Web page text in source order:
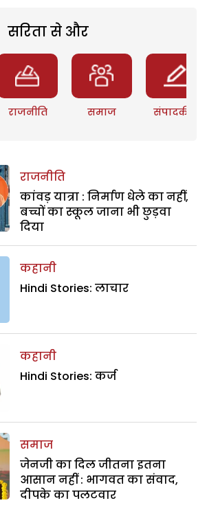
सरिता से और
राजनीति समाज संपादकीय
राजनीति
कांवड़ यात्रा : निर्माण धेले का नहीं,
बच्चों का स्कूल जाना भी छुड़वा
दिया
कहानी
Hindi Stories: लाचार
कहानी
Hindi Stories: कर्ज
समाज
जेनजी का दिल जीतना इतना
आसान नहीं : भागवत का संवाद,
दीपके का पलटवार